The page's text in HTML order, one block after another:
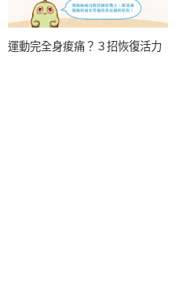
運動完全身痠痛？３招恢復活力